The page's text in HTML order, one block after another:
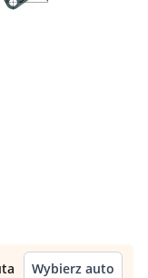
Wybierz auto